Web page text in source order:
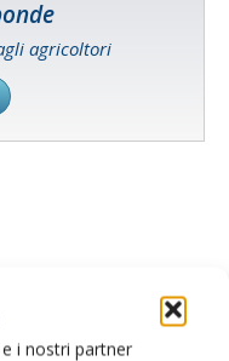
i nostri partner
agricoltori